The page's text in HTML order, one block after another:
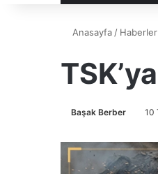
Anasayfa/ Haberler
Başak Berber 10